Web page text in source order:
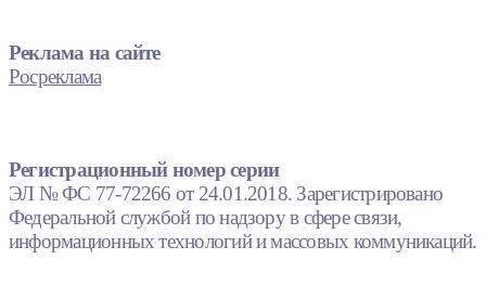
Реклама на сайте
Росреклама
Регистрационный номер серии
ЭЛ № ФС 77-72266 от 24.01.2018. Зарегистрировано
Федеральной службой по надзору в сфере связи,
информационных технологий и массовых коммуникаций.